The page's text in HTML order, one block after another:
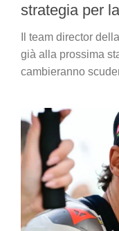
strategia per
Il team director
già alla prossima
cambieranno